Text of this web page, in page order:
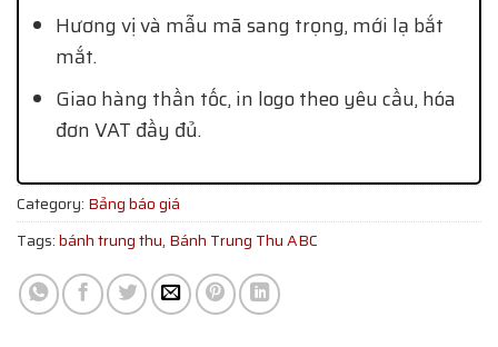
Hương vị và mẫu mã sang trọng, mới lạ bắt
mắt.
Giao hàng thần tốc, in logo theo yêu cầu, hóa
đơn VAT đầy đủ.
Category: Bảng báo giá
Tags:bánh trung thu, Bánh Trung Thu ABC